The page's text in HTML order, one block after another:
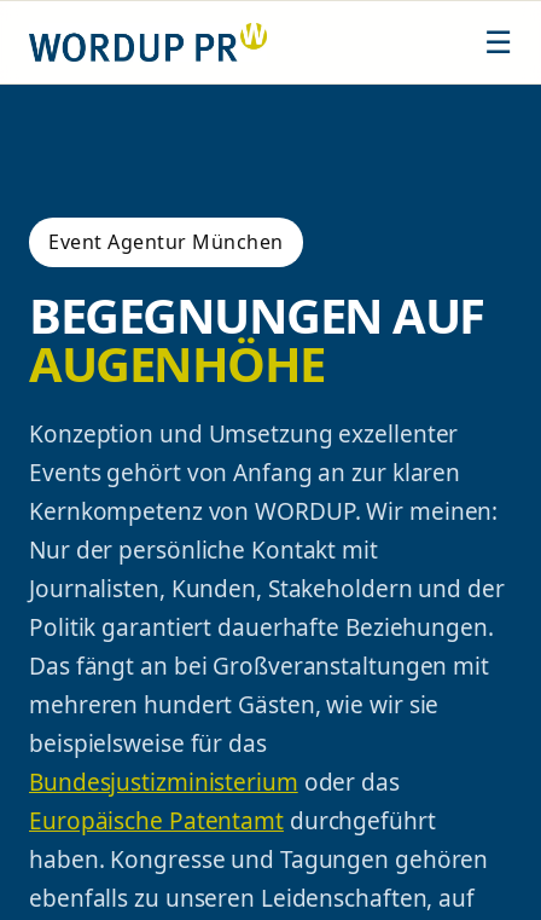
Inhalt
springen
☰
Event Agentur München
BEGEGNUNGEN AUF
AUGENHÖHE
Konzeption und Umsetzung exzellenter
Events gehört von Anfang an zur klaren
Kernkompetenz von WORDUP. Wir meinen:
Nur der persönliche Kontakt mit
Journalisten, Kunden, Stakeholdern und der
Politik garantiert dauerhafte Beziehungen.
Das fängt an bei Großveranstaltungen mit
mehreren hundert Gästen, wie wir sie
beispielsweise für das
Bundesjustizministerium oder das
Europäische Patentamtdurchgeführt
haben. Kongresse und Tagungen gehören
ebenfalls zu unseren Leidenschaften, auf